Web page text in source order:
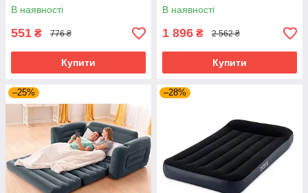
В наявності
551 ₴ 776 ₴
Купити
В наявності
1 896 ₴ 2 562 ₴
Купити
–25% –28%